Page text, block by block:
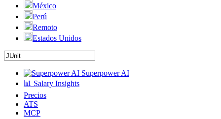
México
Perú
Remoto
Estados Unidos
Superpower AI
📊 Salary Insights
Precios
ATS
MCP